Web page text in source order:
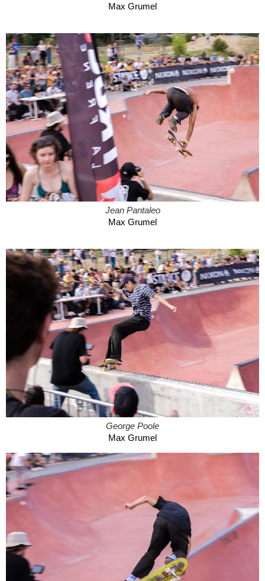
Max Grumel
Jean Pantaleo
Max Grumel
George Poole
Max Grumel